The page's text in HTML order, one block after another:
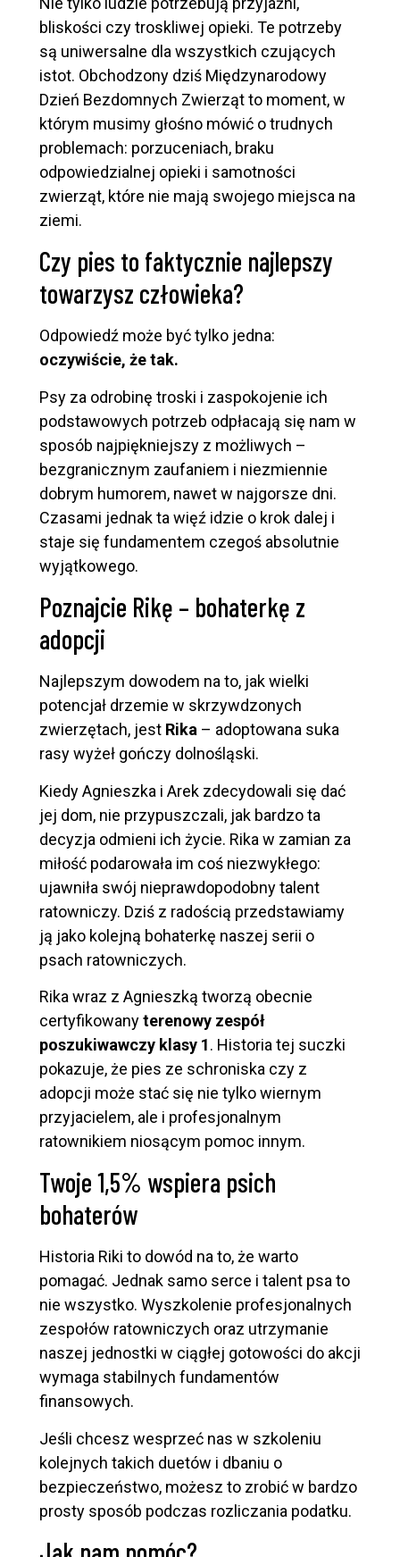
bliskości czy troskliwej opieki. Te potrzeby
są uniwersalne dla wszystkich czujących
istot. Obchodzony dziś Międzynarodowy
Dzień Bezdomnych Zwierząt to moment, w
którym musimy głośno mówić o trudnych
problemach: porzuceniach, braku
odpowiedzialnej opieki i samotności
zwierząt, które nie mają swojego miejsca na
ziemi.
Czy pies to faktycznie najlepszy
towarzysz człowieka?
Odpowiedź może być tylko jedna:
oczywiście, że tak.
Psy za odrobinę troski i zaspokojenie ich
podstawowych potrzeb odpłacają się nam w
sposób najpiękniejszy z możliwych –
bezgranicznym zaufaniem i niezmiennie
dobrym humorem, nawet w najgorsze dni.
Czasami jednak ta więź idzie o krok dalej i
staje się fundamentem czegoś absolutnie
wyjątkowego.
Poznajcie Rikę – bohaterkę z
adopcji
Najlepszym dowodem na to, jak wielki
potencjał drzemie w skrzywdzonych
zwierzętach, jest Rika – adoptowana suka
rasy wyżeł gończy dolnośląski.
Kiedy Agnieszka i Arek zdecydowali się dać
jej dom, nie przypuszczali, jak bardzo ta
decyzja odmieni ich życie. Rika w zamian za
miłość podarowała im coś niezwykłego:
ujawniła swój nieprawdopodobny talent
ratowniczy. Dziś z radością przedstawiamy
ją jako kolejną bohaterkę naszej serii o
psach ratowniczych.
Rika wraz z Agnieszką tworzą obecnie
certyfikowanyterenowy zespół
poszukiwawczy klasy 1. Historia tej suczki
pokazuje, że pies ze schroniska czy z
adopcji może stać się nie tylko wiernym
przyjacielem, ale i profesjonalnym
ratownikiem niosącym pomoc innym.
Twoje 1,5% wspiera psich
bohaterów
Historia Riki to dowód na to, że warto
pomagać. Jednak samo serce i talent psa to
nie wszystko. Wyszkolenie profesjonalnych
zespołów ratowniczych oraz utrzymanie
naszej jednostki w ciągłej gotowości do akcji
wymaga stabilnych fundamentów
finansowych.
Jeśli chcesz wesprzeć nas w szkoleniu
kolejnych takich duetów i dbaniu o
bezpieczeństwo, możesz to zrobić w bardzo
prosty sposób podczas rozliczania podatku.